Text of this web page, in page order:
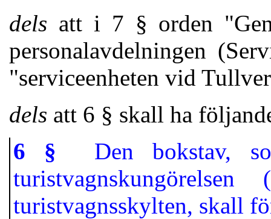
dels att i 7 § orden
personalavdelningen
"serviceenheten vid
dels att 6 § skall ha
6 § Den bokstav,
turistvagnsskylten, skall